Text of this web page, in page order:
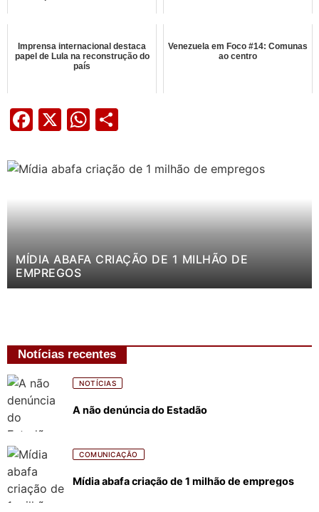
Imprensa internacional destaca
papel de Lula na reconstrução do
país
Venezuela em Foco #14: Comunas
ao centro
Facebook
X WhatsApp
MÍDIA ABAFA CRIAÇÃO DE 1 MILHÃO DE
EMPREGOS
Notícias recentes
NOTÍCIAS
A não denúncia do Estadão
COMUNICAÇÃO
Mídia abafa criação de 1 milhão de empregos